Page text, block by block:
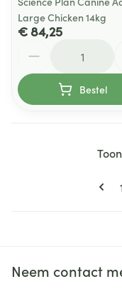
Large Chicken 14kg
€ 84,25
Bestel
Toon
Neem contact